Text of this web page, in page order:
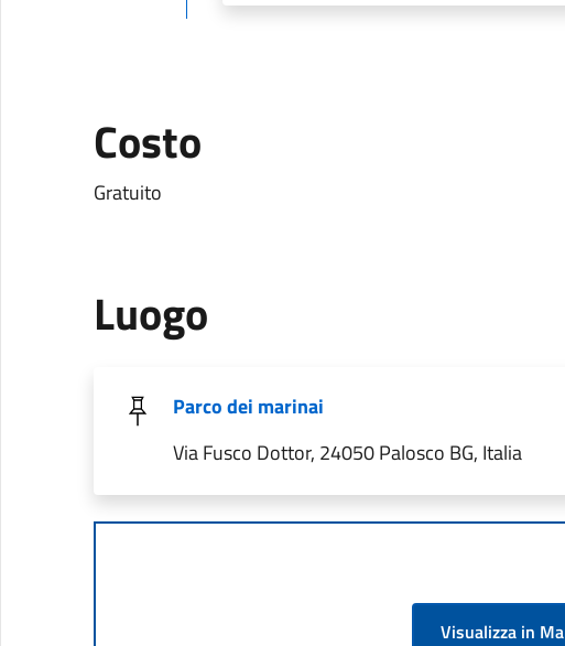
Costo
Gratuito
Luogo
Parco dei marinai
Via Fusco Dottor, 24050 Palosco BG, Italia
Visualizza in